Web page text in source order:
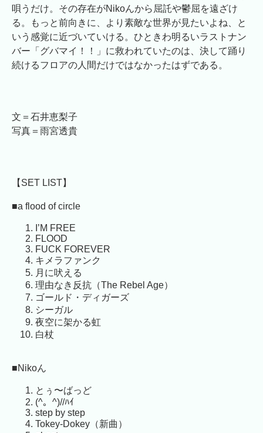
唄うだけ。その存在がNikoんから屈託や鬱屈を遠ざけ
る。もっと前向きに、より素敵な世界が見たいよね、と
いう感覚に近づいていける。ひときわ明るいラストナン
バー「グバマイ！！」に救われていたのは、決して踊り
続けるフロアの人間だけではなかったはずである。
文＝石井恵梨子
写真＝雨宮透貴
【SET LIST】
■a flood of circle
I’M FREE
FLOOD
FUCK FOREVER
キメラファンク
月に吠える
理由なき反抗（The Rebel Age）
ゴールド・ディガーズ
シーガル
夜空に架かる虹
白杖
■Nikoん
とぅ〜ばっど
(^。^)//ﾊｲ
step by step
Tokey-Dokey（新曲）